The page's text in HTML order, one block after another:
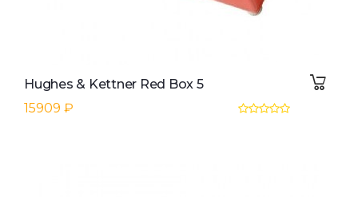
Hughes & Kettner Red Box 5
15909 ₽